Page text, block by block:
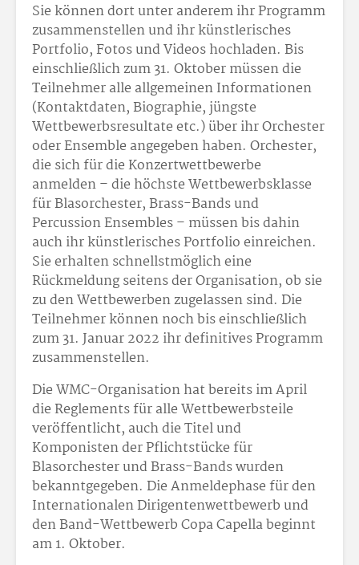
Sie können dort unter anderem ihr Programm
zusammenstellen und ihr künstlerisches
Portfolio, Fotos und Videos hochladen. Bis
einschließlich zum 31. Oktober müssen die
Teilnehmer alle allgemeinen Informationen
(Kontaktdaten, Biographie, jüngste
Wettbewerbsresultate etc.) über ihr Orchester
oder Ensemble angegeben haben. Orchester,
die sich für die Konzertwettbewerbe
anmelden – die höchste Wettbewerbsklasse
für Blasorchester, Brass-Bands und
Percussion Ensembles – müssen bis dahin
auch ihr künstlerisches Portfolio einreichen.
Sie erhalten schnellstmöglich eine
Rückmeldung seitens der Organisation, ob sie
zu den Wettbewerben zugelassen sind. Die
Teilnehmer können noch bis einschließlich
zum 31. Januar 2022 ihr definitives Programm
zusammenstellen.
Die WMC-Organisation hat bereits im April
die Reglements für alle Wettbewerbsteile
veröffentlicht, auch die Titel und
Komponisten der Pflichtstücke für
Blasorchester und Brass-Bands wurden
bekanntgegeben. Die Anmeldephase für den
Internationalen Dirigentenwettbewerb und
den Band-Wettbewerb Copa Capella beginnt
am 1. Oktober.